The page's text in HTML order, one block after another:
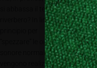
si abbassa il tempo di
riverbero? In linea di
“spezzare” le onde
sonore normalmente
vengono realizzate